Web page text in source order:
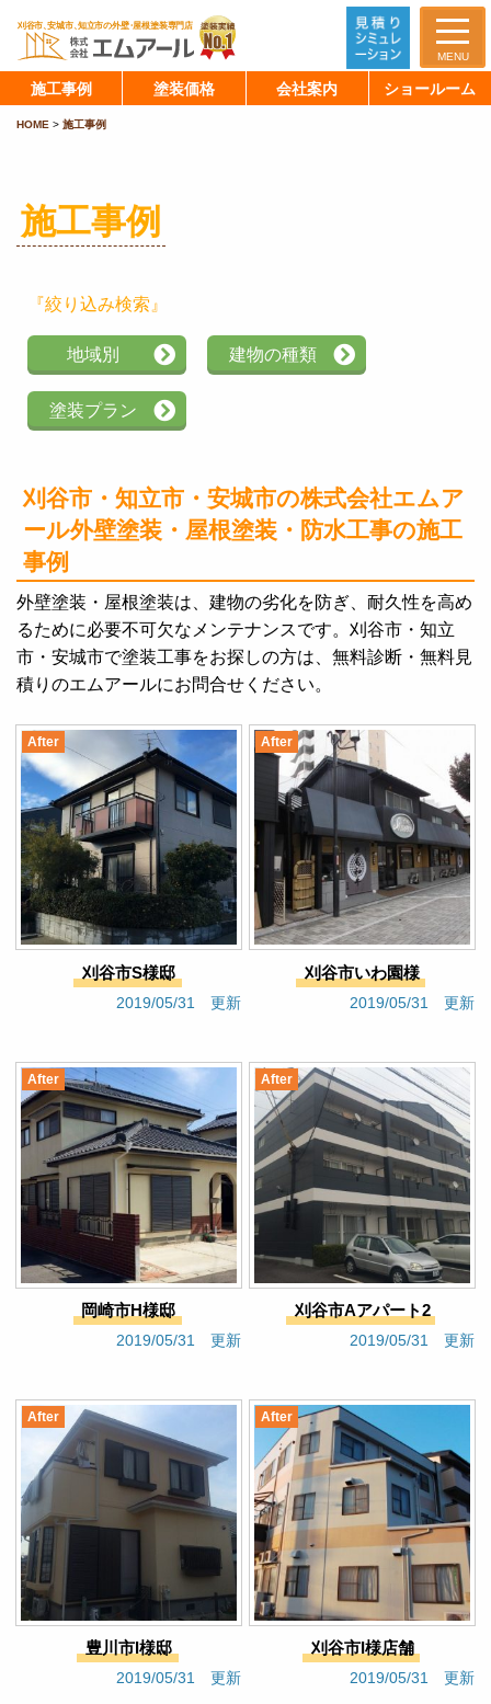
MENU
施工事例 塗装価格 会社案内 ショールーム
HOME > 施工事例
施工事例
『絞り込み検索』
地域別 建物の種類
塗装プラン
刈谷市・知立市・安城市の株式会社エムア
ール外壁塗装・屋根塗装・防水工事の施工
事例
外壁塗装・屋根塗装は、建物の劣化を防ぎ、耐久性を高め
るために必要不可欠なメンテナンスです。刈谷市・知立
市・安城市で塗装工事をお探しの方は、無料診断・無料見
積りのエムアールにお問合せください。
刈谷市S様邸
After
2019/05/31 更新
刈谷市いわ園様
After
2019/05/31 更新
岡崎市H様邸
After
2019/05/31 更新
刈谷市Aアパート2
After
2019/05/31 更新
豊川市I様邸
After
2019/05/31 更新
刈谷市I様店舗
After
2019/05/31 更新